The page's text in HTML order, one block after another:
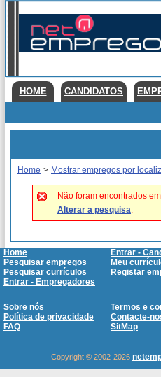
HOME CANDIDATOS
Home > Mostrar empregos por
Não foram encontrados
Alterar a pesquisa.
Home
Entrar -
Pesquisar empregos
Meu
Pesquisar currículos
Registar
Entrar - Empregadores
Sobre nós
Termos e
Política de privacidade
Contacte-
FAQ
SitMap
Copyright © 2002-2026